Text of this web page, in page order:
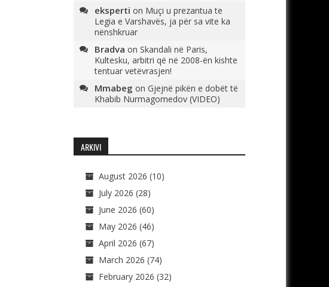
eksperti on Muçi u prezantua te
Legia e Varshavës, ja për sa vite ka
nënshkruar
Bradva on Skandali në Paris,
Kultesku, arbitri që në 2008-ën kishte
tentuar vetëvrasjen!
Mmabeg on Gjejnë pikën e dobët të
Khabib Nurmagomedov (VIDEO)
ARKIVI
August 2026 (10)
July 2026 (28)
June 2026 (60)
May 2026 (46)
April 2026 (67)
March 2026 (74)
February 2026 (32)